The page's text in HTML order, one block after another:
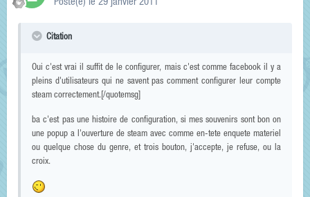
Posté(e) le 29 janvier 2011
Citation
Oui c'est vrai il suffit de le configurer, mais c'est comme facebook il y a
pleins d'utilisateurs qui ne savent pas comment configurer leur compte
steam correctement.[/quotemsg]
ba c'est pas une histoire de configuration, si mes souvenirs sont bon on
une popup a l'ouverture de steam avec comme en-tete enquete materiel
ou quelque chose du genre, et trois bouton, j'accepte, je refuse, ou la
croix.